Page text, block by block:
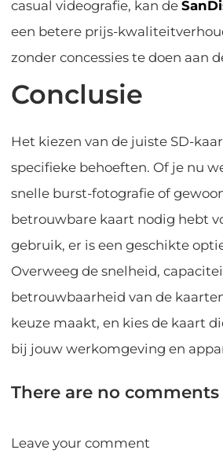
casual videografie, kan de
een betere prijs-
zonder concessies te doen aan
Conclusie
Het kiezen van de juiste SD-
specifieke behoeften. Of je nu
snelle burst-fotografie of
betrouwbare kaart nodig hebt
gebruik, er is een geschikte
Overweeg de snelheid,
betrouwbaarheid van de
keuze maakt, en kies de kaart
bij jouw werkomgeving en
There are no
Leave your comment